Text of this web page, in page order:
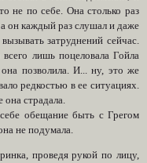
не по себе. Она столько раз
он каждый раз слушал и даже
затруднений сейчас.
лишь поцеловала Гойла
позволила. И... ну, это же
редкостью в ее ситуациях.
она страдала.
обещание быть с Грегом
не подумала.
проведя рукой по лицу,